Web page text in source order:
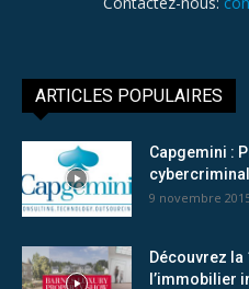
ARTICLES POPULAIRES
Capgemini :
9 novembre
Découvrez
l’immobilier